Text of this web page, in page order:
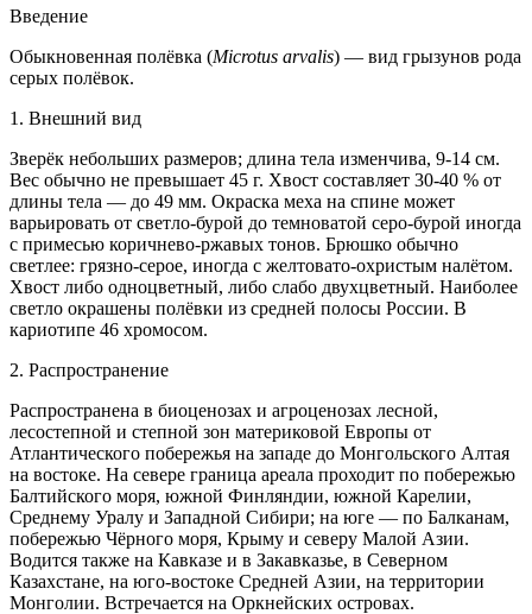
Введение
Обыкновенная полёвка (Microtus arvalis) — вид грызунов рода
серых полёвок.
1. Внешний вид
Зверёк небольших размеров; длина тела изменчива, 9-14 см.
Вес обычно не превышает 45 г. Хвост составляет 30-40 % от
длины тела — до 49 мм. Окраска меха на спине может
варьировать от светло-бурой до темноватой серо-бурой иногда
с примесью коричнево-ржавых тонов. Брюшко обычно
светлее: грязно-серое, иногда с желтовато-охристым налётом.
Хвост либо одноцветный, либо слабо двухцветный. Наиболее
светло окрашены полёвки из средней полосы России. В
кариотипе 46 хромосом.
2. Распространение
Распространена в биоценозах и агроценозах лесной,
лесостепной и степной зон материковой Европы от
Атлантического побережья на западе до Монгольского Алтая
на востоке. На севере граница ареала проходит по побережью
Балтийского моря, южной Финляндии, южной Карелии,
Среднему Уралу и Западной Сибири; на юге — по Балканам,
побережью Чёрного моря, Крыму и северу Малой Азии.
Водится также на Кавказе и в Закавказье, в Северном
Казахстане, на юго-востоке Средней Азии, на территории
Монголии. Встречается на Оркнейских островах.